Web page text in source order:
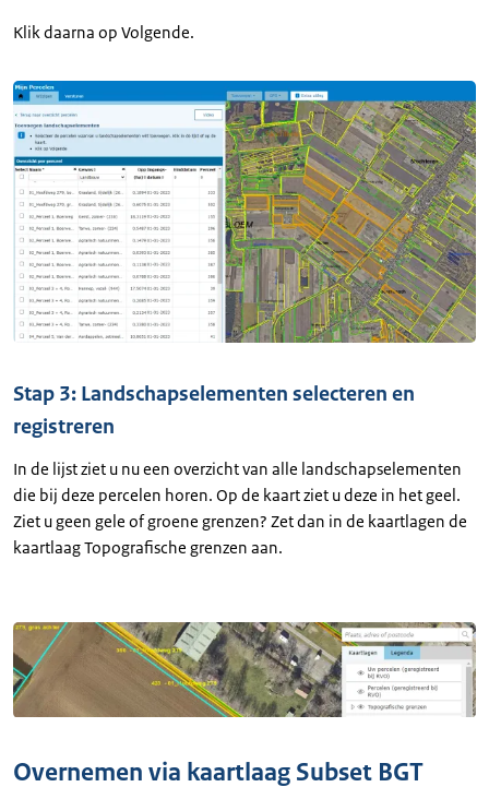
Klik daarna op Volgende.
Stap 3: Landschapselementen selecteren en
registreren
In de lijst ziet u nu een overzicht van alle landschapselementen
die bij deze percelen horen. Op de kaart ziet u deze in het geel.
Ziet u geen gele of groene grenzen? Zet dan in de kaartlagen de
kaartlaag Topografische grenzen aan.
Overnemen via kaartlaag Subset BGT